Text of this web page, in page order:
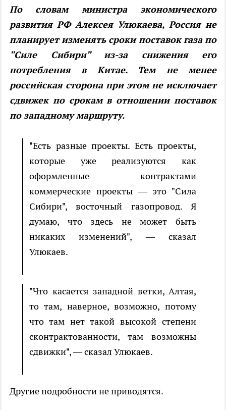
По словам министра экономического
развития РФ Алексея Улюкаева, Россия не
планирует изменять сроки поставок газа по
"Силе Сибири" из-за снижения его
потребления в Китае. Тем не менее
российская сторона при этом не исключает
сдвижек по срокам в отношении поставок
по западному маршруту.
"Есть разные проекты. Есть проекты,
которые уже реализуются как
оформленные контрактами
коммерческие проекты — это "Сила
Сибири", восточный газопровод. Я
думаю, что здесь не может быть
никаких изменений", — сказал
Улюкаев.
"Что касается западной ветки, Алтая,
то там, наверное, возможно, потому
что там нет такой высокой степени
сконтрактованности, там возможны
сдвижки", — сказал Улюкаев.
Другие подробности не приводятся.